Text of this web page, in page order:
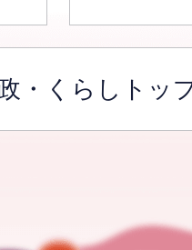
・くらしトッ